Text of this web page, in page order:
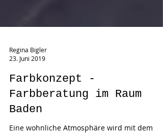
Regina Bigler
23. Juni 2019
Farbkonzept -